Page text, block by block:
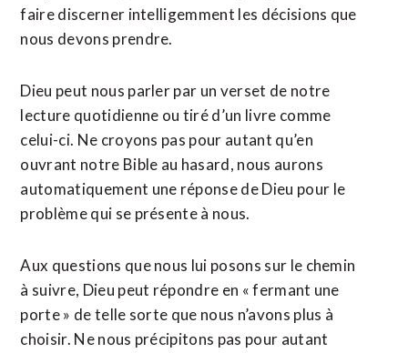
faire discerner intelligemment les décisions que
nous devons prendre.
Dieu peut nous parler par un verset de notre
lecture quotidienne ou tiré d’un livre comme
celui-ci. Ne croyons pas pour autant qu’en
ouvrant notre Bible au hasard, nous aurons
automatiquement une réponse de Dieu pour le
problème qui se présente à nous.
Aux questions que nous lui posons sur le chemin
à suivre, Dieu peut répondre en « fermant une
porte » de telle sorte que nous n’avons plus à
choisir. Ne nous précipitons pas pour autant